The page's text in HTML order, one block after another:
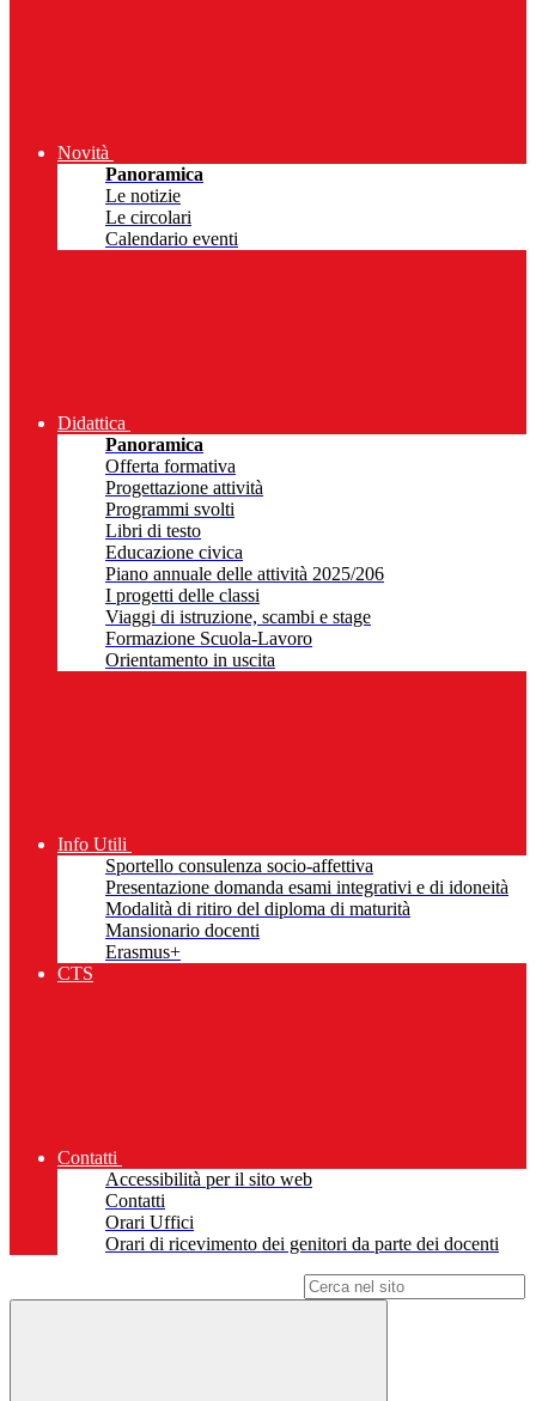
Novità
Panoramica
Le notizie
Le circolari
Calendario eventi
Didattica
Panoramica
Offerta formativa
Progettazione attività
Programmi svolti
Libri di testo
Educazione civica
Piano annuale delle attività 2025/206
I progetti delle classi
Viaggi di istruzione, scambi e stage
Formazione Scuola-Lavoro
Orientamento in uscita
Info Utili
Sportello consulenza socio-affettiva
Presentazione domanda esami integrativi e di idoneità
Modalità di ritiro del diploma di maturità
Mansionario docenti
Erasmus+
CTS
Contatti
Accessibilità per il sito web
Contatti
Orari Uffici
Orari di ricevimento dei genitori da parte dei docenti